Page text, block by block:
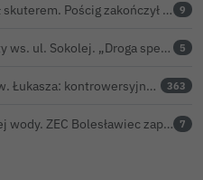
Pod wpływem narkotyków uciekał skuterem. Pościg zakończył w polu kukurydzy 9
Urząd Miasta odpowiada na zarzuty ws. ul. Sokolej. „Droga spełnia wszystkie normy” 5
„Wyborcza” o imprezie szpitala św. Łukasza: kontrowersyjna gala dla pracowników 363
Będzie przerwa w dostawie ciepłej wody. ZEC Bolesławiec zapowiada prace remontowe 7